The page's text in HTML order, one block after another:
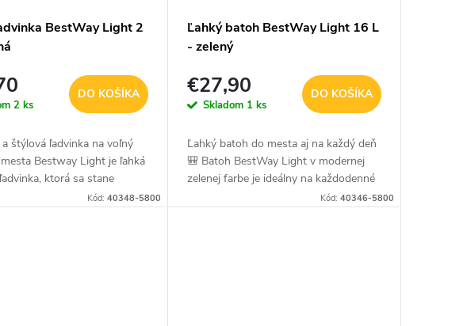
BestWay Light 2
2 ks
DO KOŠÍKA
štýlová ľadvinka na voľný
Bestway Light je ľahká
ktorá sa stane
spoločníkom na každodenné
Kód: 40348-5800
Ľahký batoh BestWay Light 16 L
- zelený
€27,90
Skladom 1 ks
DO KOŠÍKA
Ľahký batoh do mesta aj na každý deň
🎒 Batoh BestWay Light v modernej
zelenej farbe je ideálny na každodenné
používanie. Vďaka nízkej hmotnosti,
Kód: 40346-5800